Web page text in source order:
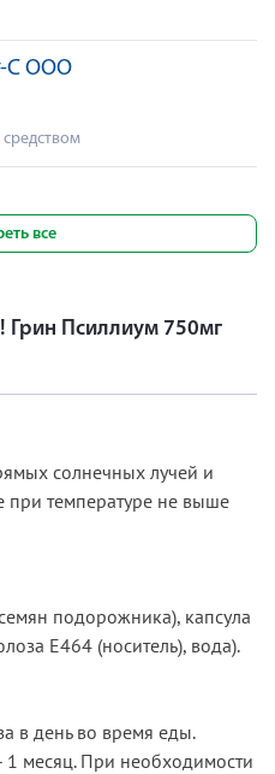
С ООО
все
Грин Псиллиум 750мг
солнечных лучей и
при температуре не выше
подорожника), капсула
Е464 (носитель), вода).
в день во время еды.
1 месяц. При необходимости